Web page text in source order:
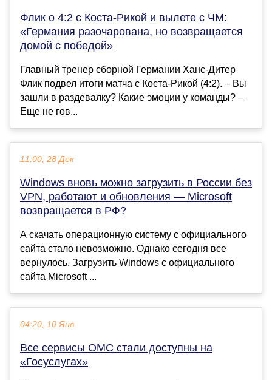
Флик о 4:2 с Коста-Рикой и вылете с ЧМ:
«Германия разочарована, но возвращается
домой с победой»
Главный тренер сборной Германии Ханс-Дитер
Флик подвел итоги матча с Коста-Рикой (4:2). – Вы
зашли в раздевалку? Какие эмоции у команды? –
Еще не гов...
11:00, 28 Дек
Windows вновь можно загрузить в России без
VPN, работают и обновления — Microsoft
возвращается в РФ?
А скачать операционную систему с официального
сайта стало невозможно. Однако сегодня все
вернулось. Загрузить Windows с официального
сайта Microsoft ...
04:20, 10 Янв
Все сервисы ОМС стали доступны на
«Госуслугах»